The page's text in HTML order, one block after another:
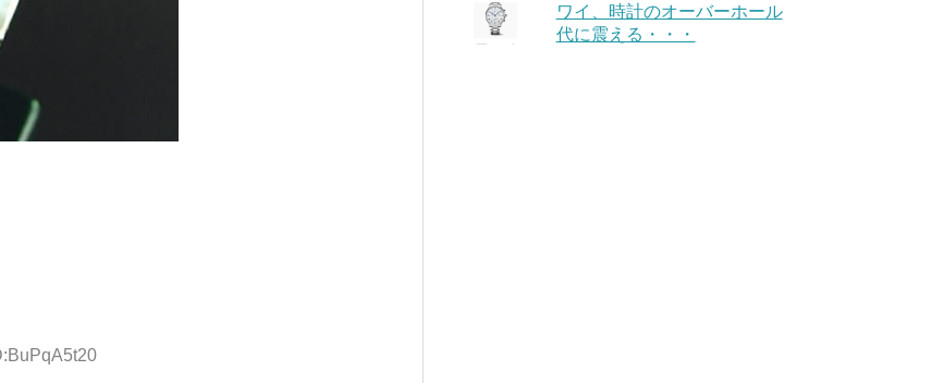
ワイ、時計のオーバーホール
代に震える・・・